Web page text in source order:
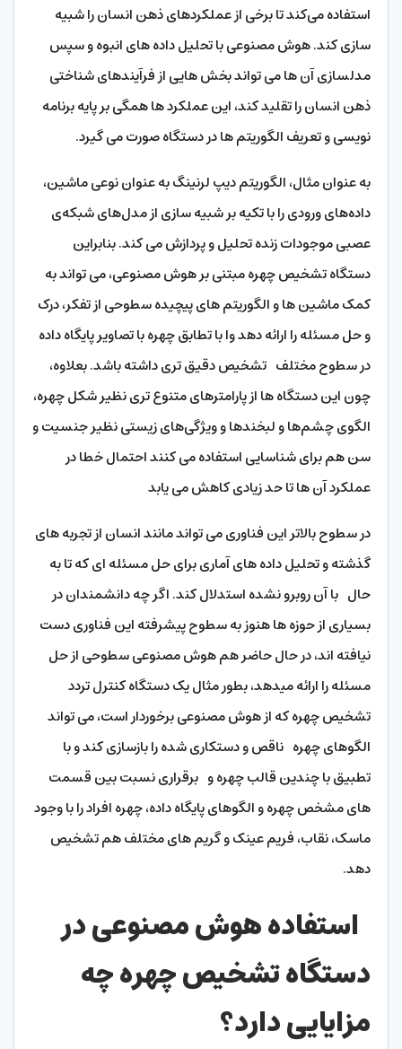
استفاده می‌کند تا برخی از عملکردهای ذهن انسان را شبیه
سازی کند. هوش مصنوعی با تحلیل داده های انبوه و سپس
مدلسازی آن ها می تواند بخش هایی از فرآیندهای شناختی
ذهن انسان را تقلید کند، این عملکرد ها همگی بر پایه برنامه
نویسی و تعریف الگوریتم ها در دستگاه صورت می گیرد.
به عنوان مثال، الگوریتم دیپ لرنینگ به عنوان نوعی ماشین،
داده‌های ورودی را با تکیه بر شبیه سازی از مدل‌های شبکه‌ی
عصبی موجودات زنده تحلیل و پردازش می کند. بنابراین
دستگاه تشخیص چهره مبتنی بر هوش مصنوعی، می تواند به
کمک ماشین ها و الگوریتم های پیچیده سطوحی از تفکر، درک
و حل مسئله را ارائه دهد وا با تطابق چهره با تصاویر پایگاه داده‌
در سطوح مختلف تشخیص دقیق تری داشته باشد. بعلاوه،
چون این دستگاه ها از پارامترهای متنوع تری نظیر شکل چهره،
الگوی چشم‌ها و لبخندها و ویژگی‌های زیستی نظیر جنسیت و
سن هم برای شناسایی استفاده می کنند احتمال خطا در
عملکرد آن ها تا حد زیادی کاهش می یابد
در سطوح بالاتر این فناوری می تواند مانند انسان از تجربه های
گذشته و تحلیل داده های آماری برای حل مسئله ای که تا به
حال با آن روبرو نشده استدلال کند. اگر چه دانشمندان در
بسیاری از حوزه ها هنوز به سطوح پیشرفته این فناوری دست
نیافته اند، در حال حاضر هم هوش مصنوعی سطوحی از حل
مسئله را ارائه میدهد، بطور مثال یک دستگاه کنترل تردد
تشخیص چهره که از هوش مصنوعی برخوردار است، می تواند
الگوهای چهره ناقص و دستکاری شده را بازسازی کند و با
تطبیق با چندین قالب چهره و برقراری نسبت بین قسمت
های مشخص چهره و الگوهای پایگاه داده، چهره افراد را با وجود
ماسک، نقاب، فریم عینک و گریم های مختلف هم تشخیص
دهد.
استفاده هوش مصنوعی در
دستگاه تشخیص چهره چه
مزایایی دارد؟